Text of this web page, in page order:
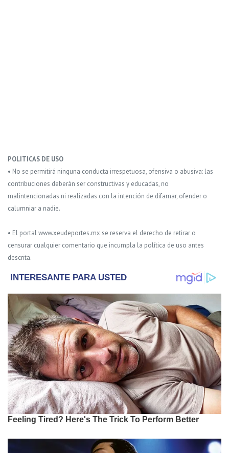
POLITICAS DE USO
• No se permitirá ninguna conducta irrespetuosa, ofensiva o abusiva: las
contribuciones deberán ser constructivas y educadas, no
malintencionadas ni realizadas con la intención de difamar, ofender o
calumniar a nadie.
• El portal www.xeudeportes.mx se reserva el derecho de retirar o
censurar cualquier comentario que incumpla la política de uso antes
descrita.